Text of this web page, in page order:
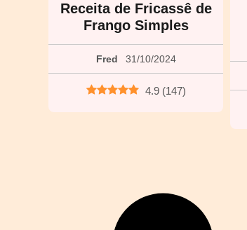
Receita de Fricassê de
Frango Simples
Fred 31/10/2024
4.9 (147)